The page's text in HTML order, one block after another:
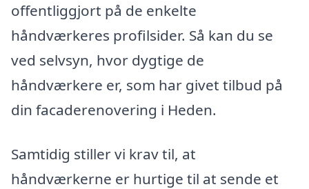
offentliggjort på de enkelte
håndværkeres profilsider. Så kan du se
ved selvsyn, hvor dygtige de
håndværkere er, som har givet tilbud på
din facaderenovering i Heden.
Samtidig stiller vi krav til, at
håndværkerne er hurtige til at sende et